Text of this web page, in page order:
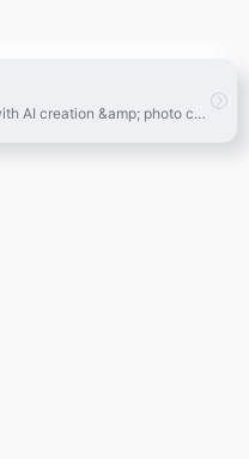
Free bead pattern generator with AI creation &amp; photo conversion. Make perler bead patterns, hama bead designs with color codes. Download printable PDF templates!